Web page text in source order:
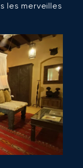
les merveilles